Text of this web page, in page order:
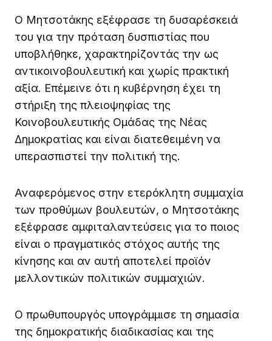
Ο Μητσοτάκης εξέφρασε τη δυσαρέσκειά
του για την πρόταση δυσπιστίας που
υποβλήθηκε, χαρακτηρίζοντάς την ως
αντικοινοβουλευτική και χωρίς πρακτική
αξία. Επέμεινε ότι η κυβέρνηση έχει τη
στήριξη της πλειοψηφίας της
Κοινοβουλευτικής Ομάδας της Νέας
Δημοκρατίας και είναι διατεθειμένη να
υπερασπιστεί την πολιτική της.
Αναφερόμενος στην ετερόκλητη συμμαχία
των προθύμων βουλευτών, ο Μητσοτάκης
εξέφρασε αμφιταλαντεύσεις για το ποιος
είναι ο πραγματικός στόχος αυτής της
κίνησης και αν αυτή αποτελεί προϊόν
μελλοντικών πολιτικών συμμαχιών.
Ο πρωθυπουργός υπογράμμισε τη σημασία
της δημοκρατικής διαδικασίας και της